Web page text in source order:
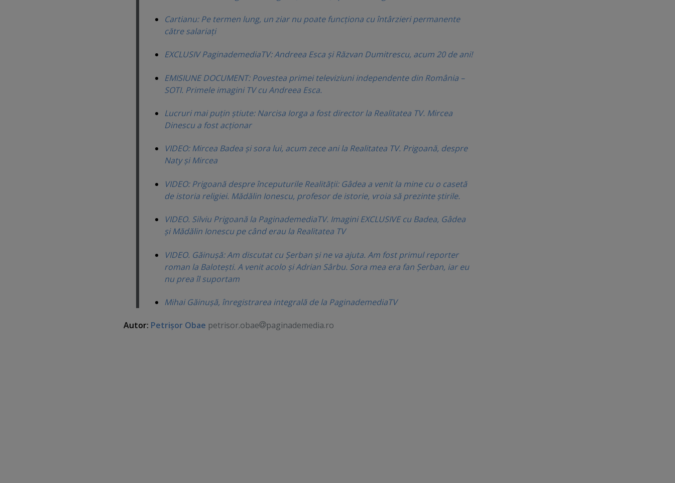
Cartianu: Pe termen lung, un ziar nu poate funcţiona cu întârzieri permanente
către salariaţi
EXCLUSIV PaginademediaTV: Andreea Esca şi Răzvan Dumitrescu, acum 20 de ani!
EMISIUNE DOCUMENT: Povestea primei televiziuni independente din România –
SOTI. Primele imagini TV cu Andreea Esca.
Lucruri mai puţin ştiute: Narcisa Iorga a fost director la Realitatea TV. Mircea
Dinescu a fost acţionar
VIDEO: Mircea Badea şi sora lui, acum zece ani la Realitatea TV. Prigoană, despre
Naty şi Mircea
VIDEO: Prigoană despre începuturile Realităţii: Gâdea a venit la mine cu o casetă
de istoria religiei. Mădălin Ionescu, profesor de istorie, vroia să prezinte ştirile.
VIDEO. Silviu Prigoană la PaginademediaTV. Imagini EXCLUSIVE cu Badea, Gâdea
şi Mădălin Ionescu pe când erau la Realitatea TV
VIDEO. Găinuşă: Am discutat cu Şerban şi ne va ajuta. Am fost primul reporter
roman la Baloteşti. A venit acolo şi Adrian Sârbu. Sora mea era fan Şerban, iar eu
nu prea îl suportam
Mihai Găinuşă, înregistrarea integrală de la PaginademediaTV
Autor: Petrişor Obae petrisor.obae paginademedia.ro